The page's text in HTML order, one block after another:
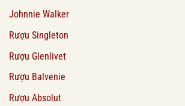
Johnnie Walker
Rượu Singleton
Rượu Glenlivet
Rượu Balvenie
Rượu Absolut